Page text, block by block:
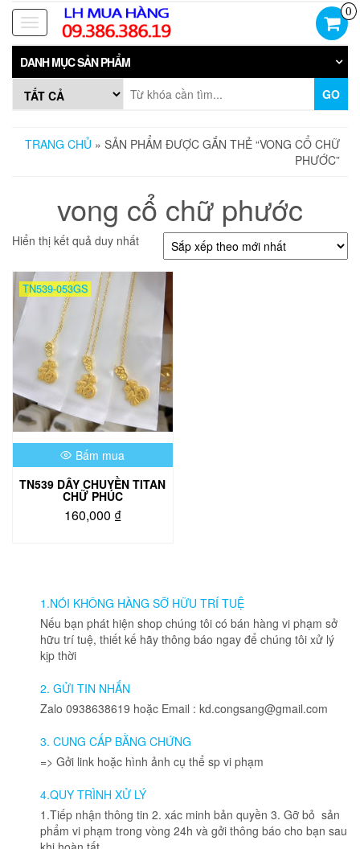
Skip
the
content
Toggle
navigation
0
DANH MỤC SẢN PHẨM
GO
TRANG CHỦ » SẢN PHẨM ĐƯỢC GẮN THẺ “VONG CỔ CHỮ
PHƯỚC”
vong cổ chữ phước
Hiển thị kết quả duy nhất
TN539-053GS
Bấm mua
TN539 DÂY CHUYỀN TITAN
CHỮ PHÚC
160,000 ₫
1.NÓI KHÔNG HÀNG SỠ HỮU TRÍ TUỆ
Nếu bạn phát hiện shop chúng tôi có bán hàng vi phạm sở
hữu trí tuệ, thiết kế hãy thông báo ngay để chúng tôi xử lý
kịp thời
2. GỬI TIN NHẮN
Zalo 0938638619 hoặc Email : kd.congsang@gmail.com
3. CUNG CẤP BẰNG CHỨNG
=> Gởi link hoặc hình ảnh cụ thể sp vi phạm
4.QUY TRÌNH XỬ LÝ
1.Tiếp nhận thông tin 2. xác minh bản quyền 3. Gỡ bỏ sản
phẩm vi phạm trong vòng 24h và gởi thông báo cho bạn sau